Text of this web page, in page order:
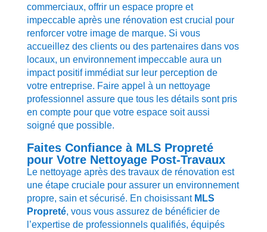
commerciaux, offrir un espace propre et
impeccable après une rénovation est crucial pour
renforcer votre image de marque. Si vous
accueillez des clients ou des partenaires dans vos
locaux, un environnement impeccable aura un
impact positif immédiat sur leur perception de
votre entreprise. Faire appel à un nettoyage
professionnel assure que tous les détails sont pris
en compte pour que votre espace soit aussi
soigné que possible.
Faites Confiance à MLS Propreté
pour Votre Nettoyage Post-Travaux
Le nettoyage après des travaux de rénovation est
une étape cruciale pour assurer un environnement
propre, sain et sécurisé. En choisissant MLS
Propreté, vous vous assurez de bénéficier de
l’expertise de professionnels qualifiés, équipés